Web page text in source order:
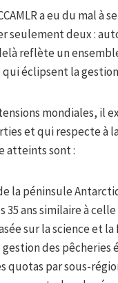
a eu du mal
seulement deux :
reflète un
éclipsent la
mondiales, il
et qui respecte à
atteints sont :
la péninsule
ans similaire à celle
sur la science et
des
quotas par sous-